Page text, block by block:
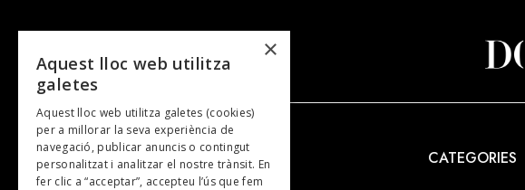
NOSALTRES CATEGORIES
×
Aquest lloc web utilitza
galetes
Aquest lloc web utilitza galetes (cookies)
per a millorar la seva experiència de
navegació, publicar anuncis o contingut
personalitzat i analitzar el nostre trànsit. En
fer clic a “acceptar”, accepteu l’ús que fem